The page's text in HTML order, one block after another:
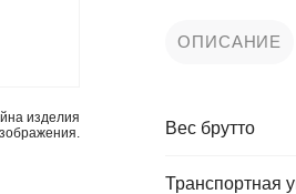
изделия
ОПИСАНИЕ
Вес брутто
Транспортная